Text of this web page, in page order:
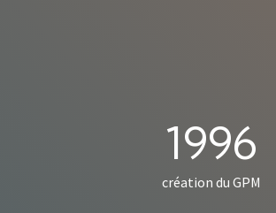
1996
création du GPM